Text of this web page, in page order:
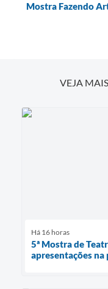
Mostra Fazendo
VEJA
Há 16 horas
5ª Mostra de
apresentações